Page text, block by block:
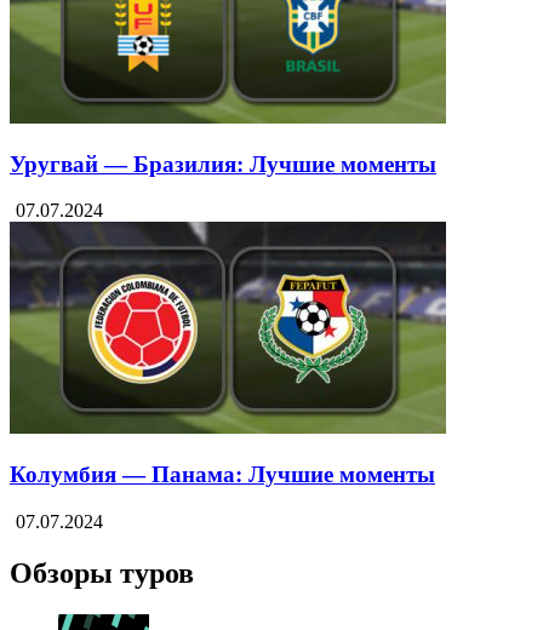
Уругвай — Бразилия: Лучшие моменты
07.07.2024
Колумбия — Панама: Лучшие моменты
07.07.2024
Обзоры туров